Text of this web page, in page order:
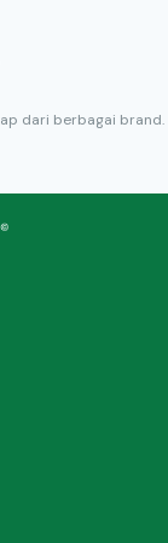
dari berbagai brand.